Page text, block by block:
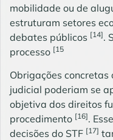
mobilidade ou de
estruturam setores
debates públicos [14].
processo [15
Obrigações
judicial poderiam se
objetiva dos direitos
procedimento [16].
decisões do STF [17]